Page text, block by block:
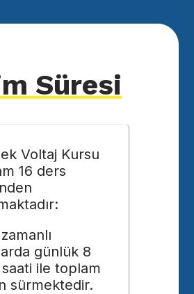
Süresi
Voltaj Kursu
16 ders
günlük 8
ile toplam
sürmektedir.